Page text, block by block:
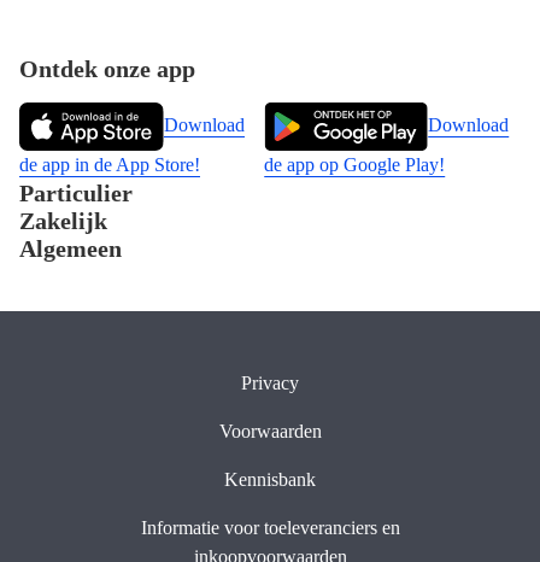
Footer
Ontdek onze app
Download
de app in de App Store!
Download
de app op Google Play!
Particulier
Zakelijk
Algemeen
Privacy
Voorwaarden
Kennisbank
Informatie voor toeleveranciers en
inkoopvoorwaarden